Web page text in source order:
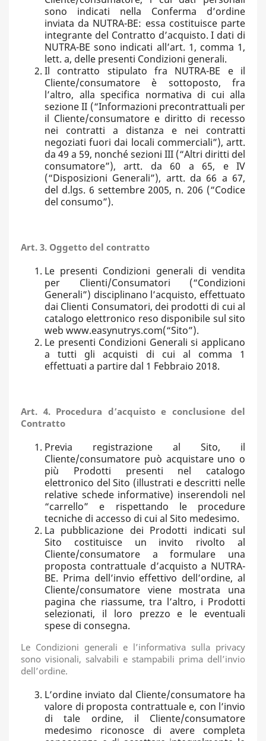
sono indicati nella Conferma d’ordine
inviata da NUTRA-BE: essa costituisce parte
integrante del Contratto d’acquisto. I dati di
NUTRA-BE sono indicati all’art. 1, comma 1,
lett. a, delle presenti Condizioni generali.
Il contratto stipulato fra NUTRA-BE e il
Cliente/consumatore è sottoposto, fra
l’altro, alla specifica normativa di cui alla
sezione II (“Informazioni precontrattuali per
il Cliente/consumatore e diritto di recesso
nei contratti a distanza e nei contratti
negoziati fuori dai locali commerciali”), artt.
da 49 a 59, nonché sezioni III (“Altri diritti del
consumatore”), artt. da 60 a 65, e IV
(“Disposizioni Generali”), artt. da 66 a 67,
del d.lgs. 6 settembre 2005, n. 206 (“Codice
del consumo”).
Art. 3. Oggetto del contratto
Le presenti Condizioni generali di vendita
per Clienti/Consumatori (“Condizioni
Generali”) disciplinano l’acquisto, effettuato
dai Clienti Consumatori, dei prodotti di cui al
catalogo elettronico reso disponibile sul sito
web www.easynutrys.com(“Sito”).
Le presenti Condizioni Generali si applicano
a tutti gli acquisti di cui al comma 1
effettuati a partire dal 1 Febbraio 2018.
Art. 4. Procedura d’acquisto e conclusione del
Contratto
Previa registrazione al Sito, il
Cliente/consumatore può acquistare uno o
più Prodotti presenti nel catalogo
elettronico del Sito (illustrati e descritti nelle
relative schede informative) inserendoli nel
“carrello” e rispettando le procedure
tecniche di accesso di cui al Sito medesimo.
La pubblicazione dei Prodotti indicati sul
Sito costituisce un invito rivolto al
Cliente/consumatore a formulare una
proposta contrattuale d’acquisto a NUTRA-
BE. Prima dell’invio effettivo dell’ordine, al
Cliente/consumatore viene mostrata una
pagina che riassume, tra l’altro, i Prodotti
selezionati, il loro prezzo e le eventuali
spese di consegna.
Le Condizioni generali e l’informativa sulla privacy
sono visionali, salvabili e stampabili prima dell’invio
dell’ordine.
L’ordine inviato dal Cliente/consumatore ha
valore di proposta contrattuale e, con l’invio
di tale ordine, il Cliente/consumatore
medesimo riconosce di avere completa